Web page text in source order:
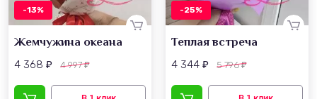
-13%
Жемчужина океана
4 368 ₽ 4 997₽
-25%
Теплая встреча
4 344 ₽ 5 796₽